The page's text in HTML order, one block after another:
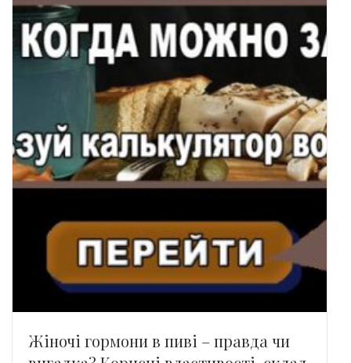
Жіночі гормони в пиві – правда чи